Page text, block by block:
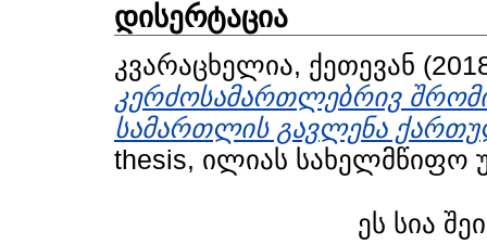
დისერტაცია
კვარაცხელია, ქეთევან
კერძოსამართლებრივ
სამართლის გავლენა
thesis, ილიას სახელმწიფო
ეს სია